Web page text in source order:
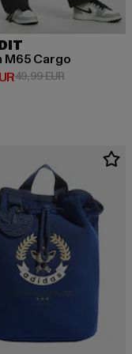
M65 Cargo
Preis: 22,00 EUR
49,99 EURAktionspreis: